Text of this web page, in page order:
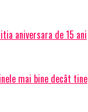
aniversara de 15 ani
mai bine decât tine